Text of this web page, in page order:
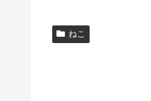
ねこ